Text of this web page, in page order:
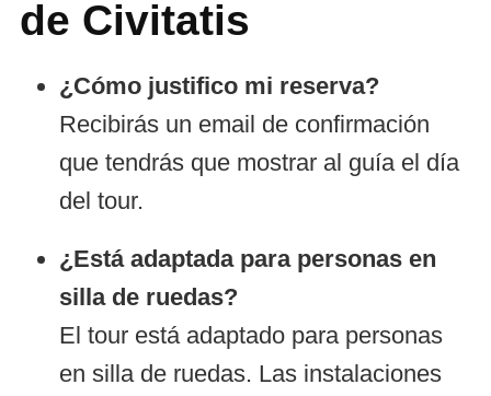
de Civitatis
¿Cómo justifico mi reserva?
Recibirás un email de confirmación
que tendrás que mostrar al guía el día
del tour.
¿Está adaptada para personas en
silla de ruedas?
El tour está adaptado para personas
en silla de ruedas. Las instalaciones